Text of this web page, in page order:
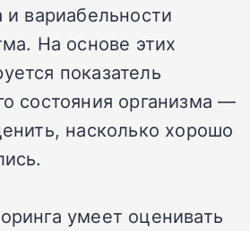
и вариабельности
На основе этих
показатель
состояния организма —
насколько хорошо
умеет оценивать